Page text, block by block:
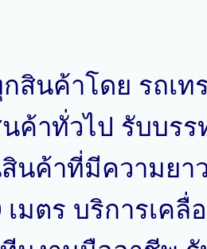
สินค้าโดย รถเท
ค้าทั่วไป รับบรร
นค้าที่มีความยา
เมตร บริการเค